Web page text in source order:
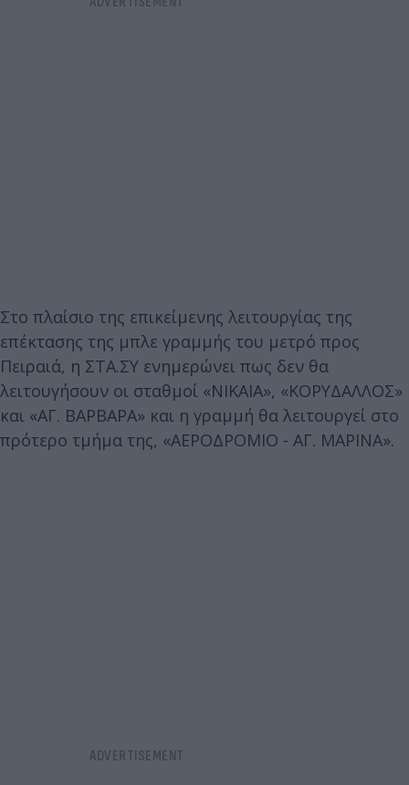
Στο πλαίσιο της επικείμενης λειτουργίας της
επέκτασης της μπλε γραμμής του μετρό προς
Πειραιά, η ΣΤΑ.ΣΥ ενημερώνει πως δεν θα
λειτουγήσουν οι σταθμοί «ΝΙΚΑΙΑ», «ΚΟΡΥΔΑΛΛΟΣ»
και «ΑΓ. ΒΑΡΒΑΡΑ» και η γραμμή θα λειτουργεί στο
πρότερο τμήμα της, «ΑΕΡΟΔΡΟΜΙΟ - ΑΓ. ΜΑΡΙΝΑ».